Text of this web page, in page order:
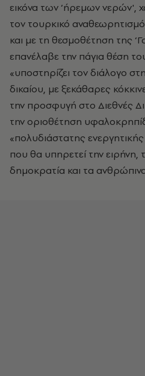
εικόνα των ‘ήρεμων νερών',
τον τουρκικό
και με τη θεσμοθέτηση της
επανέλαβε την πάγια θέση
«υποστηρίζει τον διάλογο
δικαίου, με ξεκάθαρες
την προσφυγή στο Διεθνές
την οριοθέτηση
«πολυδιάστατης
που θα υπηρετεί την ειρήνη,
δημοκρατία και τα